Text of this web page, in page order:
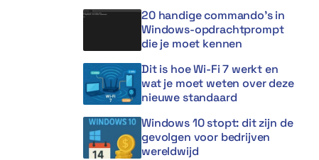
20 handige commando’s in
Windows-opdrachtprompt
die je moet kennen
Dit is hoe Wi-Fi 7 werkt en
wat je moet weten over deze
nieuwe standaard
Windows 10 stopt: dit zijn de
gevolgen voor bedrijven
wereldwijd